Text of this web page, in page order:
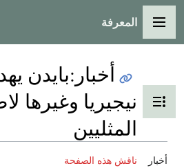
القائمة الرئيسية
المعرفة
تبديل عرض جدول المحتويات
أخبار :بايدن
نيجيريا وغيرها
المثليين
أخبار ناقش هذه الصفحة